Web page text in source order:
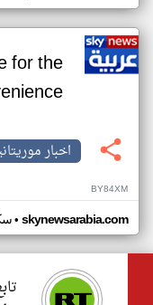
for the
اخبار
BY84XM
• skynewsarabia.com